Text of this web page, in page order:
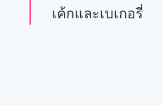
เค้กและเบเกอรี่